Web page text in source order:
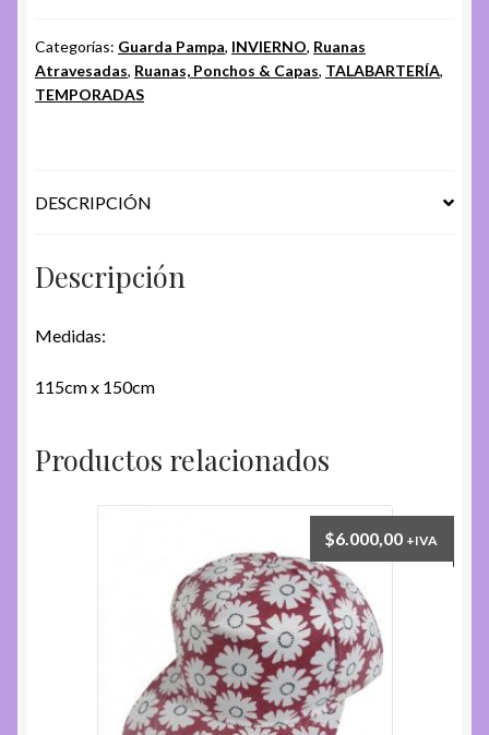
FA.
Camp
Grey
Categorías: Guarda Pampa, INVIERNO, Ruanas
Atravesadas, Ruanas, Ponchos & Capas, TALABARTERÍA,
TEMPORADAS
DESCRIPCIÓN
Descripción
Medidas:
115cm x 150cm
Productos relacionados
$6.000,00 +IVA